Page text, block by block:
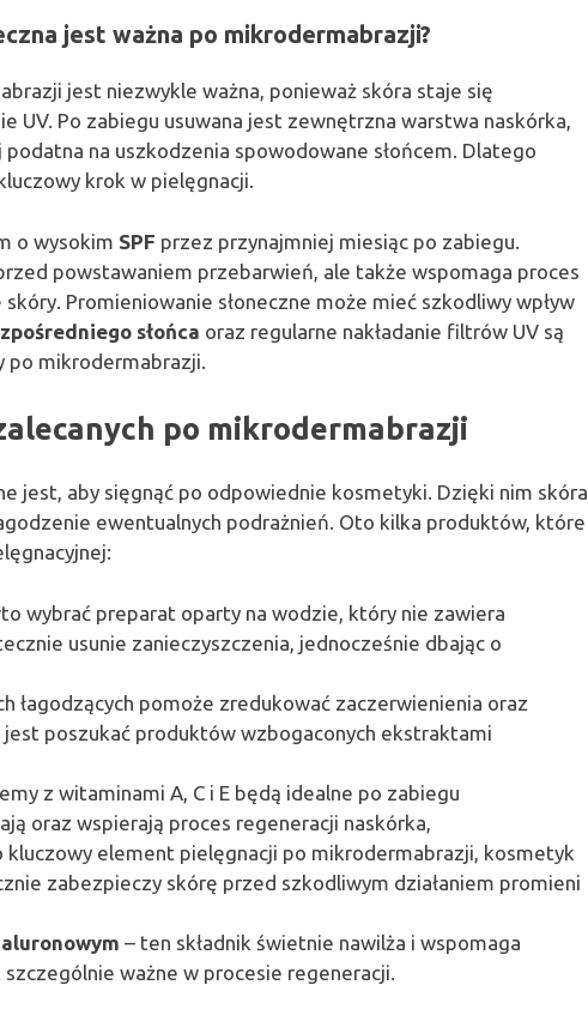
jest ważna po mikrodermabrazji?
jest niezwykle ważna, ponieważ skóra staje się
UV. Po zabiegu usuwana jest zewnętrzna warstwa naskórka,
na uszkodzenia spowodowane słońcem. Dlatego
krok w pielęgnacji.
o wysokim SPF przez przynajmniej miesiąc po zabiegu.
powstawaniem przebarwień, ale także wspomaga proces
Promieniowanie słoneczne może mieć szkodliwy wpływ
słońca oraz regularne nakładanie filtrów UV są
po mikrodermabrazji.
po mikrodermabrazji
jest, aby sięgnąć po odpowiednie kosmetyki. Dzięki nim skóra
ewentualnych podrażnień. Oto kilka produktów, które
wybrać preparat oparty na wodzie, który nie zawiera
usunie zanieczyszczenia, jednocześnie dbając o
łagodzących pomoże zredukować zaczerwienienia oraz
poszukać produktów wzbogaconych ekstraktami
z witaminami A, C i E będą idealne po zabiegu
oraz wspierają proces regeneracji naskórka,
kluczowy element pielęgnacji po mikrodermabrazji, kosmetyk
zabezpieczy skórę przed szkodliwym działaniem promieni
– ten składnik świetnie nawilża i wspomaga
ważne w procesie regeneracji.